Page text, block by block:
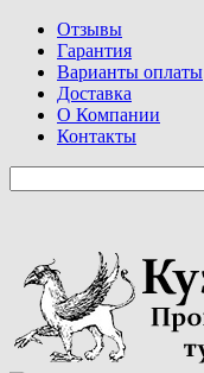
Отзывы
Гарантия
Варианты оплаты
Доставка
О Компании
Контакты